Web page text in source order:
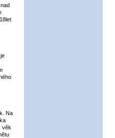
Na
věk